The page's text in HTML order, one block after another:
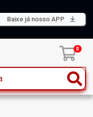
Baixe já nosso APP
0